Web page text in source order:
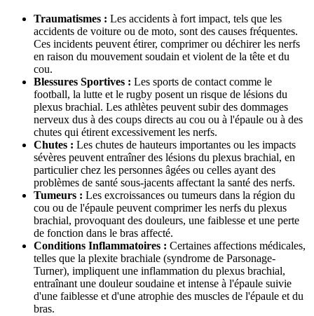
Traumatismes : Les accidents à fort impact, tels que les
accidents de voiture ou de moto, sont des causes fréquentes.
Ces incidents peuvent étirer, comprimer ou déchirer les nerfs
en raison du mouvement soudain et violent de la tête et du
cou.
Blessures Sportives : Les sports de contact comme le
football, la lutte et le rugby posent un risque de lésions du
plexus brachial. Les athlètes peuvent subir des dommages
nerveux dus à des coups directs au cou ou à l'épaule ou à des
chutes qui étirent excessivement les nerfs.
Chutes : Les chutes de hauteurs importantes ou les impacts
sévères peuvent entraîner des lésions du plexus brachial, en
particulier chez les personnes âgées ou celles ayant des
problèmes de santé sous-jacents affectant la santé des nerfs.
Tumeurs : Les excroissances ou tumeurs dans la région du
cou ou de l'épaule peuvent comprimer les nerfs du plexus
brachial, provoquant des douleurs, une faiblesse et une perte
de fonction dans le bras affecté.
Conditions Inflammatoires : Certaines affections médicales,
telles que la plexite brachiale (syndrome de Parsonage-
Turner), impliquent une inflammation du plexus brachial,
entraînant une douleur soudaine et intense à l'épaule suivie
d'une faiblesse et d'une atrophie des muscles de l'épaule et du
bras.